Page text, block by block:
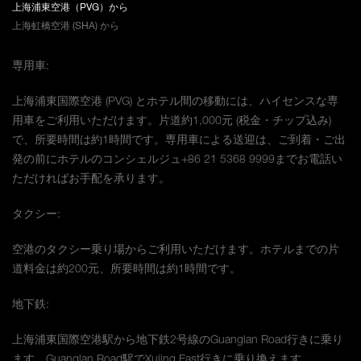
上海浦東空港（PVG）から
上海虹橋空港 (SHA) から
専用車:
上海浦東国際空港 (PVG) とホテル間の移動には、ハイセンスな専
用車をご利用いただけます。片道約1,000元 (税金・チップ込み)
で、所要時間は約1時間です。専用車による送迎は、ご到着・ご出
発の前にホテルのコンシェルジュ+86 21 5368 9999までお電話い
ただければお手配を承ります。
タクシー:
空港のタクシー乗り場からご利用いただけます。ホテルまでの片
道料金は約200元、所要時間は約1時間です。
地下鉄:
上海浦東国際空港駅から地下鉄2号線のGuanglan Road行きに乗り